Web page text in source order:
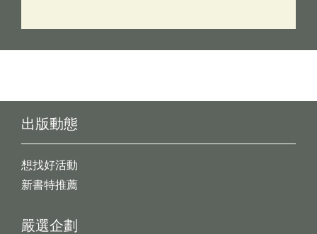
出版動態
想找好活動
新書特推薦
嚴選企劃